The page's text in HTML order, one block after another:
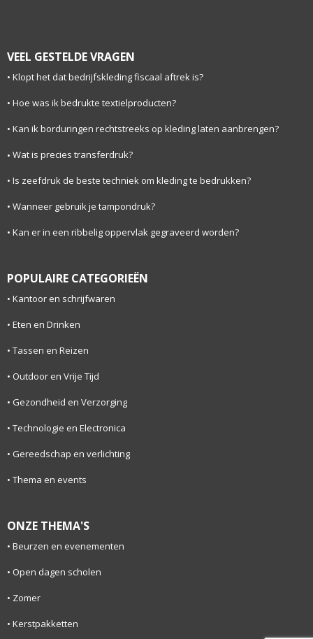
VEEL GESTELDE VRAGEN
Klopt het dat bedrijfskleding fiscaal aftrek is?
Hoe was ik bedrukte textielproducten?
Kan ik borduringen rechtstreeks op kleding laten aanbrengen?
Wat is precies transferdruk?
Is zeefdruk de beste techniek om kleding te bedrukken?
Wanneer gebruik je tampondruk?
Kan er in een ribbelig oppervlak gegraveerd worden?
POPULAIRE CATEGORIEËN
Kantoor en schrijfwaren
Eten en Drinken
Tassen en Reizen
Outdoor en Vrije Tijd
Gezondheid en Verzorging
Technologie en Electronica
Gereedschap en verlichting
Thema en events
ONZE THEMA'S
Beurzen en evenementen
Open dagen scholen
Zomer
Kerstpakketten